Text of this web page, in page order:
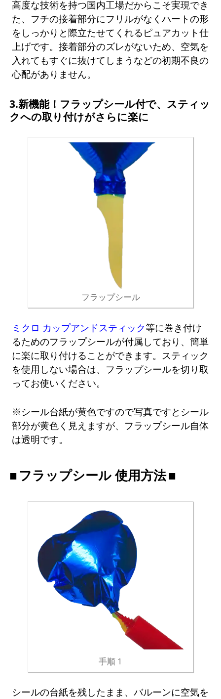
高度な技術を持つ国内工場だからこそ実現でき
た、フチの接着部分にフリルがなくハートの形
をしっかりと際立たせてくれるピュアカット仕
上げです。接着部分のズレがないため、空気を
入れてもすぐに抜けてしまうなどの初期不良の
心配がありません。
3.新機能！フラップシール付で、スティッ
クへの取り付けがさらに楽に
フラップシール
ミクロ カップアンドスティック等に巻き付け
るためのフラップシールが付属しており、簡単
に楽に取り付けることができます。スティック
を使用しない場合は、フラップシールを切り取
ってお使いください。
※シール台紙が黄色ですので写真ですとシール
部分が黄色く見えますが、フラップシール自体
は透明です。
フラップシール 使用方法
手順 1
シールの台紙を残したまま、バルーンに空気を